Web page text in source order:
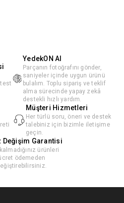
YedekON AI
Parçanın fotoğrafını gönder,
saniyeler içinde uygun ürünü
bulalım. Toplu sipariş ve teklif
alma sürecinde yapay zekâ
destekli hızlı yardım.
Müşteri Hizmetleri
Her türlü soru, öneri ve destek
talebiniz için bizimle iletişime
geçin.
Değişim Garantisi
ürünleri
ödemeden